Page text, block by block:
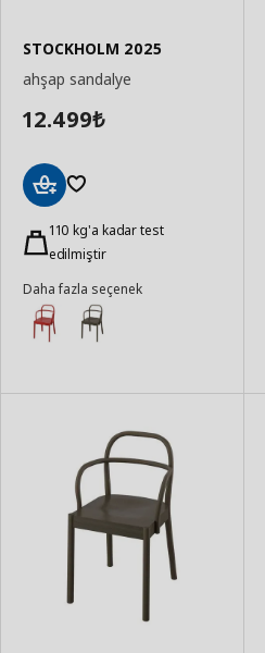
STOCKHOLM 2025
ahşap sandalye
12.499₺
Ekle 110 kg'a kadar test
edilmiştir
Daha fazla seçenek